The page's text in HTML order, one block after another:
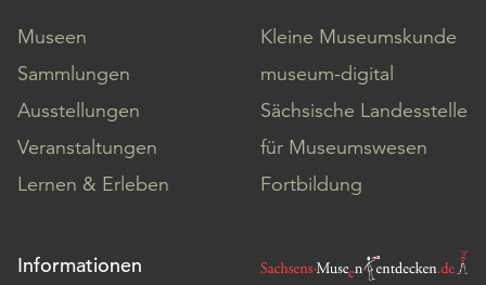
Museen
Sammlungen
Ausstellungen
Veranstaltungen
Lernen & Erleben
Kleine Museumskunde
museum-digital
Sächsische Landesstelle
für Museumswesen
Fortbildung
Informationen